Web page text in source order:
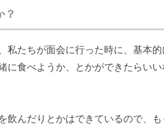
？
私たちが面会に行った時に、基本
に食べようか、とかができたらい
飲んだりとかはできているので、